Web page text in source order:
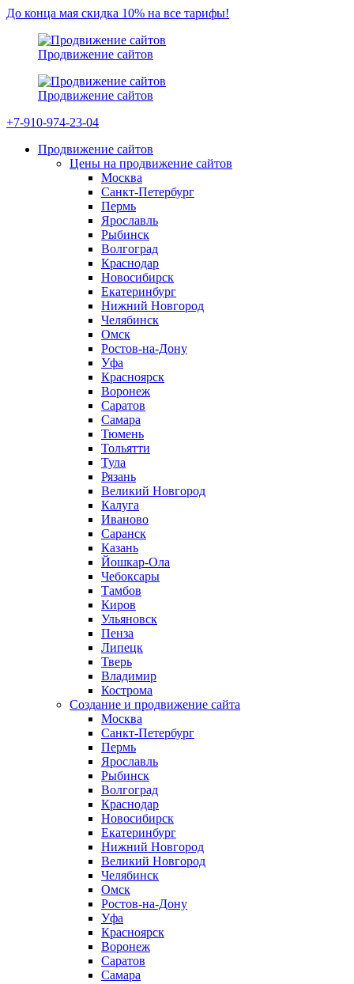
До конца мая скидка 10% на все тарифы!
Продвижение сайтов
Продвижение сайтов
+7-910-974-23-04
Продвижение сайтов
Цены на продвижение сайтов
Москва
Санкт-Петербург
Пермь
Ярославль
Рыбинск
Волгоград
Краснодар
Новосибирск
Екатеринбург
Нижний Новгород
Челябинск
Омск
Ростов-на-Дону
Уфа
Красноярск
Воронеж
Саратов
Самара
Тюмень
Тольятти
Тула
Рязань
Великий Новгород
Калуга
Иваново
Саранск
Казань
Йошкар-Ола
Чебоксары
Тамбов
Киров
Ульяновск
Пенза
Липецк
Тверь
Владимир
Кострома
Создание и продвижение сайта
Москва
Санкт-Петербург
Пермь
Ярославль
Рыбинск
Волгоград
Краснодар
Новосибирск
Екатеринбург
Нижний Новгород
Великий Новгород
Челябинск
Омск
Ростов-на-Дону
Уфа
Красноярск
Воронеж
Саратов
Самара